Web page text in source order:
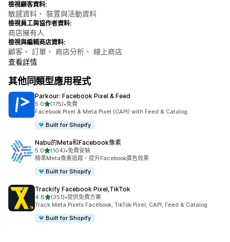
檢視顧客資料:
敏感資料、 裝置與活動資料
檢視員工與協作者資料:
商店擁有人
檢視與編輯商店資料:
顧客、 訂單、 商店分析、 線上商店
查看詳情
其他同類型應用程式
Parkour: Facebook Pixel & Feed
5.0滿分 5 顆星
(175)
共有 175 則評價
•免費
Facebook Pixel & Meta Pixel (CAPI) with Feed & Catalog
Built for Shopify
Nabu的Meta和Facebook像素
5.0滿分 5 顆星
(104)
共有 104 則評價
•免費安裝
精準Meta像素追蹤，提升Facebook廣告效果
Built for Shopify
Trackify Facebook Pixel,TikTok
4.8滿分 5 顆星
(351)
共有 351 則評價
•提供免費方案
Track Meta Pixels Facebook, TikTok Pixel, CAPI, Feed & Catalog
Built for Shopify